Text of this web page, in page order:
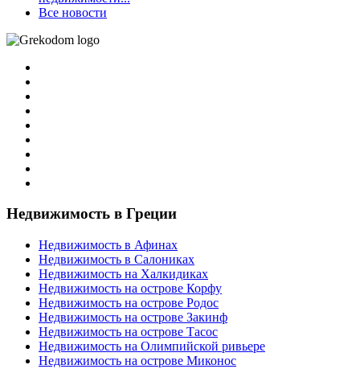
Все новости
Недвижимость в Греции
Недвижимость в Афинах
Недвижимость в Салониках
Недвижимость на Халкидиках
Недвижимость на острове Корфу
Недвижимость на острове Родос
Недвижимость на острове Закинф
Недвижимость на острове Тасос
Недвижимость на Олимпийской ривьере
Недвижимость на острове Миконос